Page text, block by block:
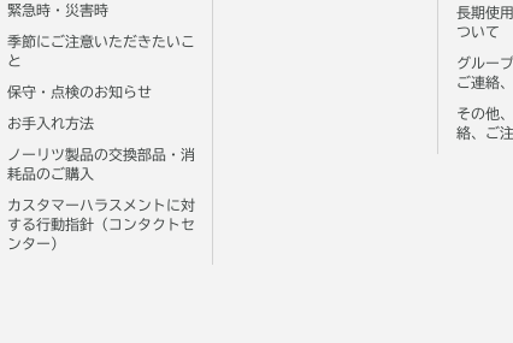
緊急時・災害時
季節にご注意いただきたいこ
と
保守・点検のお知らせ
お手入れ方法
ノーリツ製品の交換部品・消
耗品のご購入
カスタマーハラスメントに対
する行動指針（コンタクトセ
ンター）
長期使
ついて
グルー
ご連絡
その他
絡、ご